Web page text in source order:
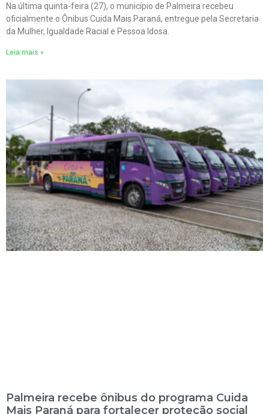
Na última quinta-feira (27), o município de Palmeira recebeu
oficialmente o Ônibus Cuida Mais Paraná, entregue pela Secretaria
da Mulher, Igualdade Racial e Pessoa Idosa.
Leia mais »
Palmeira recebe ônibus do programa Cuida
Mais Paraná para fortalecer proteção social